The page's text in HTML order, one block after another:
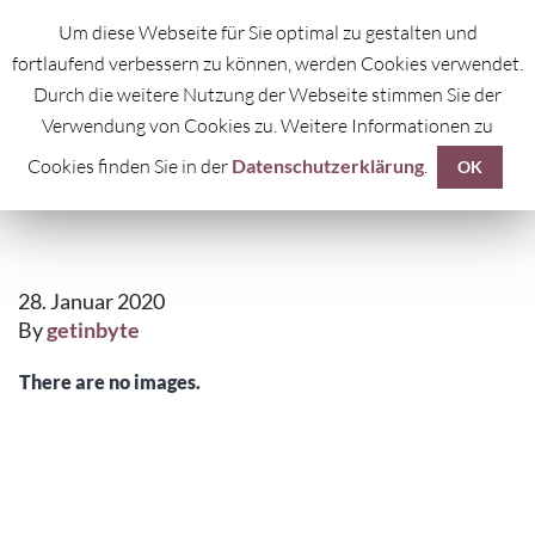
ZODIAC
28. Januar 2020
Bygetinbyte
There are no images.
Um diese Webseite für Sie optimal zu gestalten und
fortlaufend verbessern zu können, werden Cookies verwendet.
Durch die weitere Nutzung der Webseite stimmen Sie der
Verwendung von Cookies zu. Weitere Informationen zu
Cookies finden Sie in der Datenschutzerklärung. OK